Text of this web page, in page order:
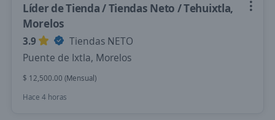
Líder de Tienda / Tiendas Neto / Tehuixtla,
Morelos
3.9
Tiendas NETO
Puente de Ixtla, Morelos
$ 12,500.00 (Mensual)
Hace 4 horas